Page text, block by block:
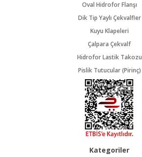
Oval Hidrofor Flanşı
Dik Tip Yaylı Çekvalfler
Kuyu Klapeleri
Çalpara Çekvalf
Hidrofor Lastik Takozu
Pislik Tutucular (Pirinç)
Kategoriler